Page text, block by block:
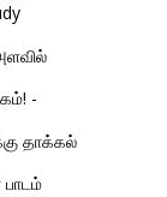
-
தாக்கல்